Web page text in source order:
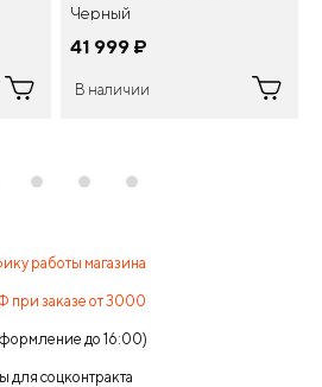
Черный
41 999 ¤
В наличии
работы магазина
при заказе от 3000
до 16:00)
для соцконтракта